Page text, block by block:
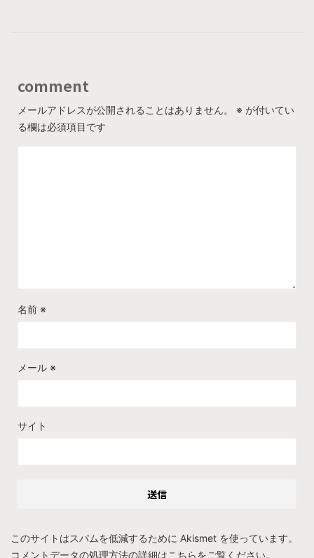
comment
メールアドレスが公開されることはありません。 ※ が付いてい
る欄は必須項目です
名前 ※
メール ※
サイト
このサイトはスパムを低減するために Akismet を使っています。
コメントデータの処理方法の詳細はこちらをご覧ください。